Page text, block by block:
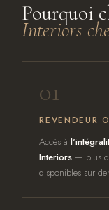
Pourquoi
Interiors
01
REVENDEUR
Accès à
Interiors — plus
disponibles sur